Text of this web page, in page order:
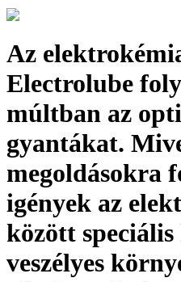
Az
Electrolube
múltban az
gyantákat.
megoldásokra
igények az
között
veszélyes